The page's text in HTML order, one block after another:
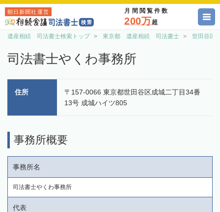
朝日新聞社運営 月間閲覧件数
200万超
遺産相続 司法書士検索トップ 東京都 遺産相続 司法書士 世田谷区
司法書士やくわ事務所
住所
〒157-0066 東京都世田谷区成城二丁目34番
13号 成城ハイツ805
事務所概要
事務所名
司法書士やくわ事務所
代表